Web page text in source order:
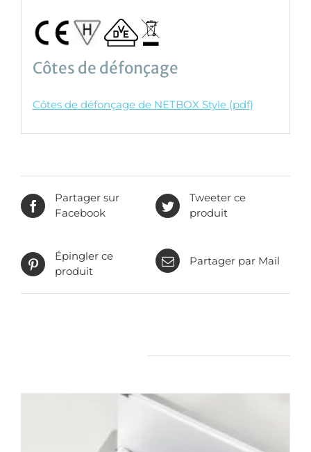
Côtes de défonçage
Côtes de défonçage de NETBOX Style (pdf)
Partager sur
Facebook
Tweeter ce
produit
Épingler ce
produit
Partager par Mail